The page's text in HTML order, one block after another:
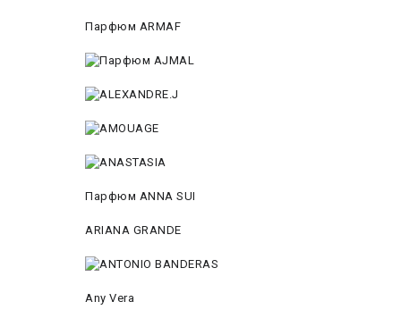
Парфюм ARMAF
Парфюм ANNA SUI
ARIANA GRANDE
Any Vera